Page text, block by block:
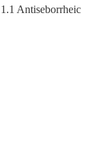
Antiseborrheic